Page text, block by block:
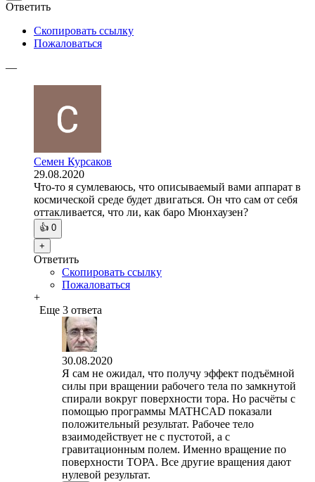
Ответить
Скопировать ссылку
Пожаловаться
—
Семен Курсаков
29.08.2020
Что-то я сумлеваюсь, что описываемый вами аппарат в
космической среде будет двигаться. Он что сам от себя
оттакливается, что ли, как баро Мюнхаузен?
👍 0
+
Ответить
Скопировать ссылку
Пожаловаться
+
Еще 3 ответа
30.08.2020
Я сам не ожидал, что получу эффект подъёмной
силы при вращении рабочего тела по замкнутой
спирали вокруг поверхности тора. Но расчёты с
помощью программы MATHCAD показали
положительный результат. Рабочее тело
взаимодействует не с пустотой, а с
гравитационным полем. Именно вращение по
поверхности ТОРА. Все другие вращения дают
нулевой результат.